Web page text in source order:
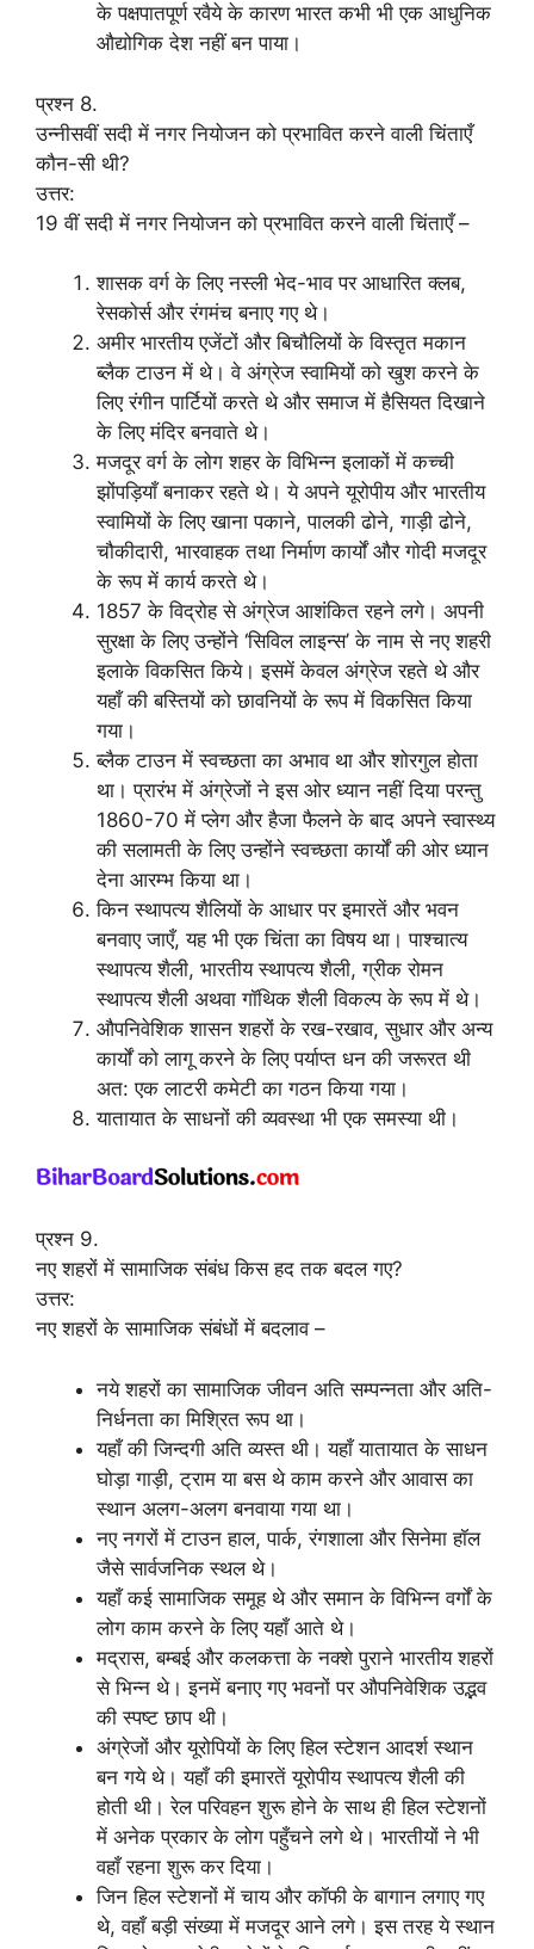
के पक्षपातपूर्ण रवैये के कारण भारत कभी भी एक आधुनिक
औद्योगिक देश नहीं बन पाया।
प्रश्न 8.
उन्नीसवीं सदी में नगर नियोजन को प्रभावित करने वाली चिंताएँ
कौन-सी थी?
उत्तर:
19 वीं सदी में नगर नियोजन को प्रभावित करने वाली चिंताएँ –
शासक वर्ग के लिए नस्ली भेद-भाव पर आधारित क्लब,
रेसकोर्स और रंगमंच बनाए गए थे।
अमीर भारतीय एजेंटों और बिचौलियों के विस्तृत मकान
ब्लैक टाउन में थे। वे अंग्रेज स्वामियों को खुश करने के
लिए रंगीन पार्टियों करते थे और समाज में हैसियत दिखाने
के लिए मंदिर बनवाते थे।
मजदूर वर्ग के लोग शहर के विभिन्न इलाकों में कच्ची
झोंपड़ियाँ बनाकर रहते थे। ये अपने यूरोपीय और भारतीय
स्वामियों के लिए खाना पकाने, पालकी ढोने, गाड़ी ढोने,
चौकीदारी, भारवाहक तथा निर्माण कार्यों और गोदी मजदूर
के रूप में कार्य करते थे।
1857 के विद्रोह से अंग्रेज आशंकित रहने लगे। अपनी
सुरक्षा के लिए उन्होंने ‘सिविल लाइन्स’ के नाम से नए शहरी
इलाके विकसित किये। इसमें केवल अंग्रेज रहते थे और
यहाँ की बस्तियों को छावनियों के रूप में विकसित किया
गया।
ब्लैक टाउन में स्वच्छता का अभाव था और शोरगुल होता
था। प्रारंभ में अंग्रेजों ने इस ओर ध्यान नहीं दिया परन्तु
1860-70 में प्लेग और हैजा फैलने के बाद अपने स्वास्थ्य
की सलामती के लिए उन्होंने स्वच्छता कार्यों की ओर ध्यान
देना आरम्भ किया था।
किन स्थापत्य शैलियों के आधार पर इमारतें और भवन
बनवाए जाएँ, यह भी एक चिंता का विषय था। पाश्चात्य
स्थापत्य शैली, भारतीय स्थापत्य शैली, ग्रीक रोमन
स्थापत्य शैली अथवा गॉथिक शैली विकल्प के रूप में थे।
औपनिवेशिक शासन शहरों के रख-रखाव, सुधार और अन्य
कार्यों को लागू करने के लिए पर्याप्त धन की जरूरत थी
अत: एक लाटरी कमेटी का गठन किया गया।
यातायात के साधनों की व्यवस्था भी एक समस्या थी।
प्रश्न 9.
नए शहरों में सामाजिक संबंध किस हद तक बदल गए?
उत्तर:
नए शहरों के सामाजिक संबंधों में बदलाव –
नये शहरों का सामाजिक जीवन अति सम्पन्नता और अति-
निर्धनता का मिश्रित रूप था।
यहाँ की जिन्दगी अति व्यस्त थी। यहाँ यातायात के साधन
घोड़ा गाड़ी, ट्राम या बस थे काम करने और आवास का
स्थान अलग-अलग बनवाया गया था।
नए नगरों में टाउन हाल, पार्क, रंगशाला और सिनेमा हॉल
जैसे सार्वजनिक स्थल थे।
यहाँ कई सामाजिक समूह थे और समान के विभिन्न वर्गों के
लोग काम करने के लिए यहाँ आते थे।
मद्रास, बम्बई और कलकत्ता के नक्शे पुराने भारतीय शहरों
से भिन्न थे। इनमें बनाए गए भवनों पर औपनिवेशिक उद्भव
की स्पष्ट छाप थी।
अंग्रेजों और यूरोपियों के लिए हिल स्टेशन आदर्श स्थान
बन गये थे। यहाँ की इमारतें यूरोपीय स्थापत्य शैली की
होती थी। रेल परिवहन शुरू होने के साथ ही हिल स्टेशनों
में अनेक प्रकार के लोग पहुँचने लगे थे। भारतीयों ने भी
वहाँ रहना शुरू कर दिया।
जिन हिल स्टेशनों में चाय और कॉफी के बागान लगाए गए
थे, वहाँ बड़ी संख्या में मजदूर आने लगे। इस तरह ये स्थान